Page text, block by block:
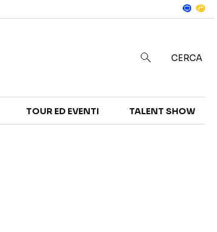
CERCA
TOUR ED EVENTI TALENT SHOW